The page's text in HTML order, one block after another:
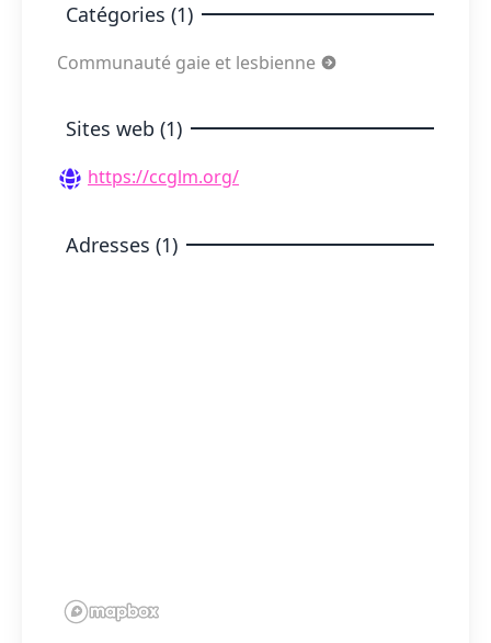
Catégories (1)
Communauté gaie et lesbienne
Sites web (1)
https://ccglm.org/
Adresses (1)